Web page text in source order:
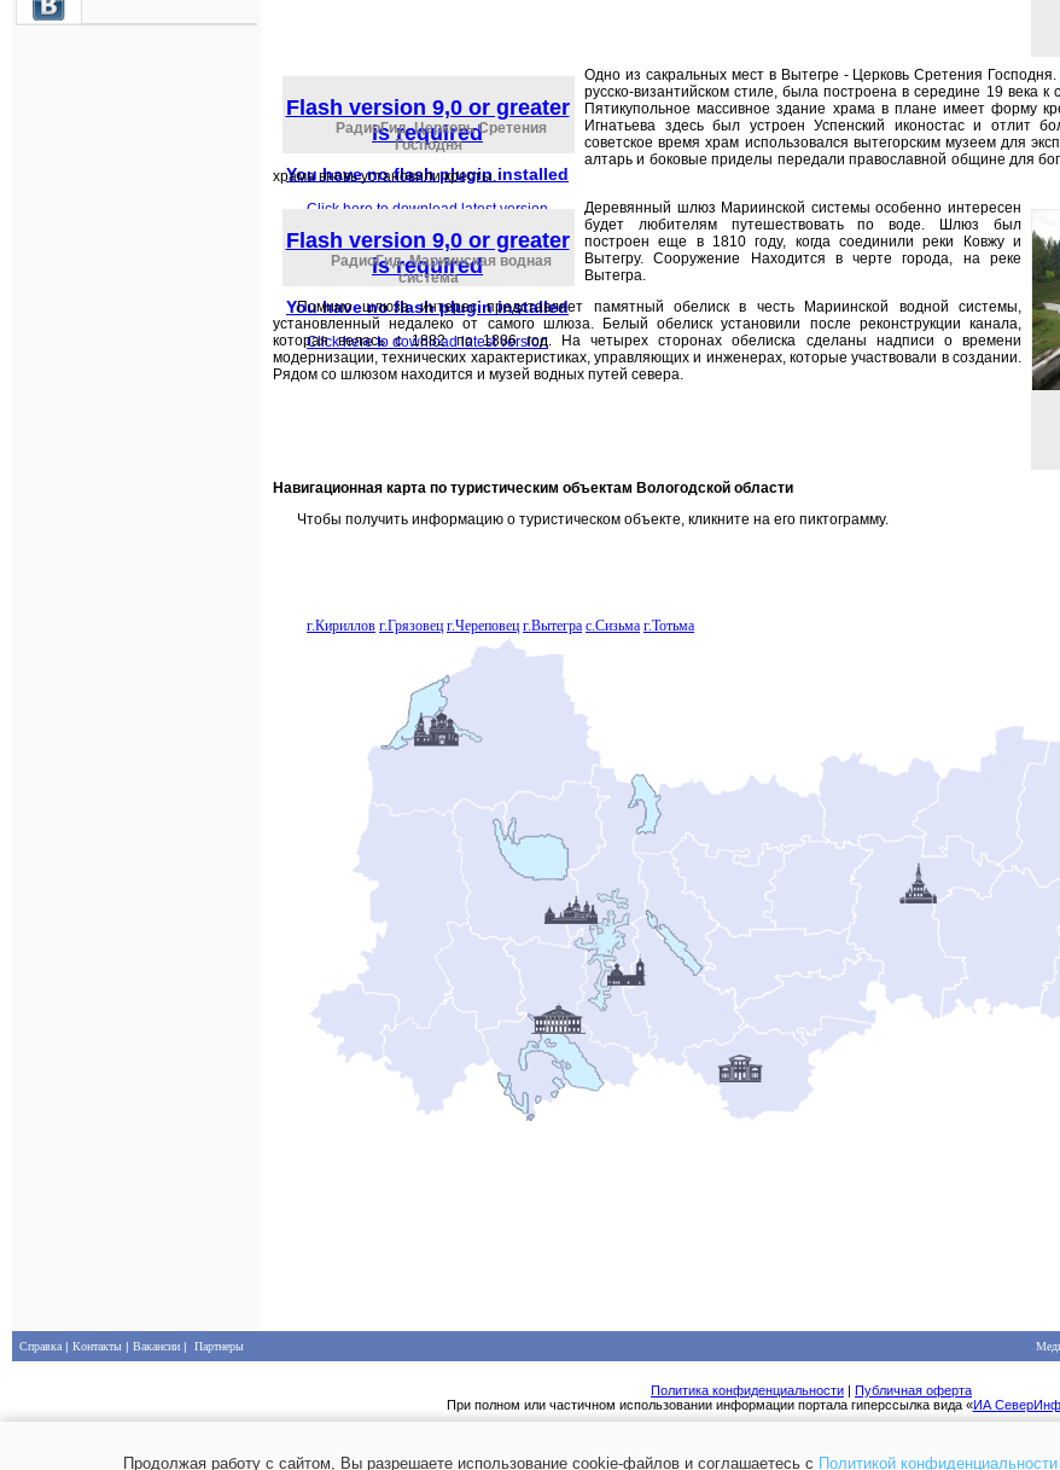
Flash version 9,0 or greater
is required
You have no flash plugin installed
Click here to download latest version
РадиоГид. Церковь Сретения
Господня
Одно из сакральных мест в Вытегре - Церковь Сретения
русско-византийском стиле, была построена в середине 19 века
Пятикупольное массивное здание храма в плане имеет форму
Игнатьева здесь был устроен Успенский иконостас и отлит
советское время храм использовался вытегорским музеем для
алтарь и боковые приделы передали православной общине для
храма вновь установили кресты.
Flash version 9,0 or greater
is required
You have no flash plugin installed
Click here to download latest version
РадиоГид. Мариинская водная
система
Деревянный шлюз Мариинской системы особенно интересен
будет любителям путешествовать по воде. Шлюз был
построен еще в 1810 году, когда соединили реки Ковжу и
Вытегру. Сооружение Находится в черте города, на реке
Вытегра.
Помимо шлюза интерес представляет памятный обелиск в честь Мариинской водной системы,
установленный недалеко от самого шлюза. Белый обелиск установили после реконструкции канала,
которая велась с 1882 по 1886 год. На четырех сторонах обелиска сделаны надписи о времени
модернизации, технических характеристиках, управляющих и инженерах, которые участвовали в создании.
Рядом со шлюзом находится и музей водных путей севера.
Навигационная карта по туристическим объектам Вологодской области
Чтобы получить информацию о туристическом объекте, кликните на его пиктограмму.
Справка | Контакты | Вакансии | Партнеры
Политика конфиденциальности | Публичная оферта
При полном или частичном использовании информации портала гиперссылка вида «ИА
Продолжая работу с сайтом, Вы разрешаете использование cookie-файлов и соглашаетесь с Политикой конфиденциальности